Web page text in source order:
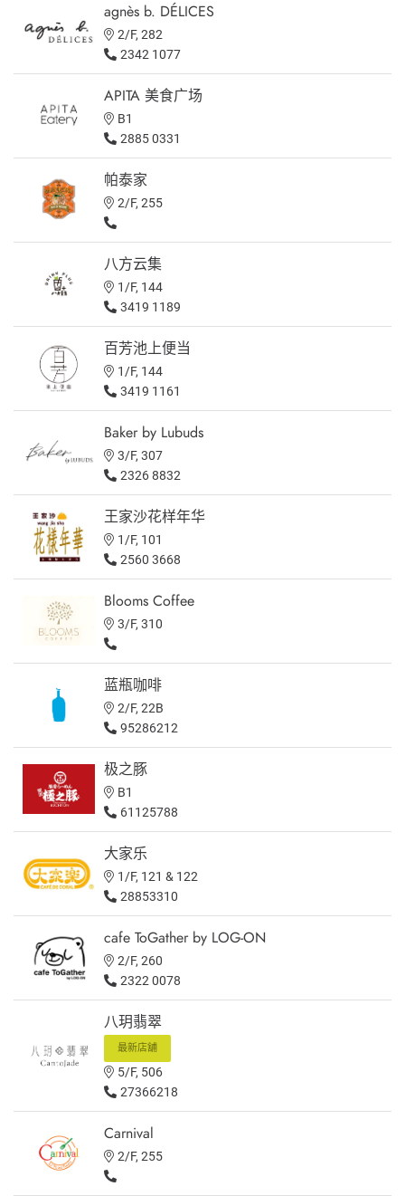
agnès b. DÉLICES
2/F, 282
2342 1077
APITA 美食广场
B1
2885 0331
帕泰家
2/F, 255
八方云集
1/F, 144
3419 1189
百芳池上便当
1/F, 144
3419 1161
Baker by Lubuds
3/F, 307
2326 8832
王家沙花样年华
1/F, 101
2560 3668
Blooms Coffee
3/F, 310
蓝瓶咖啡
2/F, 22B
95286212
极之豚
B1
61125788
大家乐
1/F, 121 & 122
28853310
cafe ToGather by LOG-ON
2/F, 260
2322 0078
八玥翡翠
最新店舖
5/F, 506
27366218
Carnival
2/F, 255